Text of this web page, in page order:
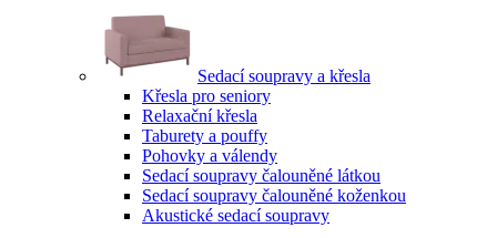
Sedací soupravy a křesla
Křesla pro seniory
Relaxační křesla
Taburety a pouffy
Pohovky a válendy
Sedací soupravy čalouněné látkou
Sedací soupravy čalouněné koženkou
Akustické sedací soupravy